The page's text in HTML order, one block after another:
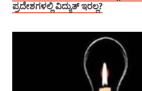
ಪ್ರದೇಶಗಳಲ್ಲಿ ವಿದ್ಯುತ್ ಇರಲ್ಲ?